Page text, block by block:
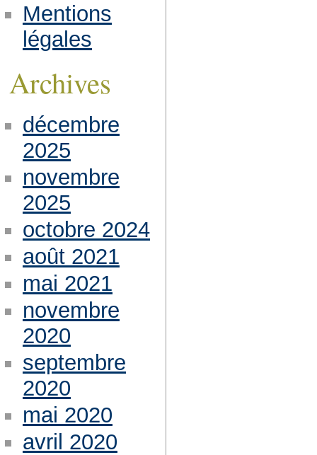
Mentions
légales
Archives
décembre
2025
novembre
2025
octobre 2024
août 2021
mai 2021
novembre
2020
septembre
2020
mai 2020
avril 2020